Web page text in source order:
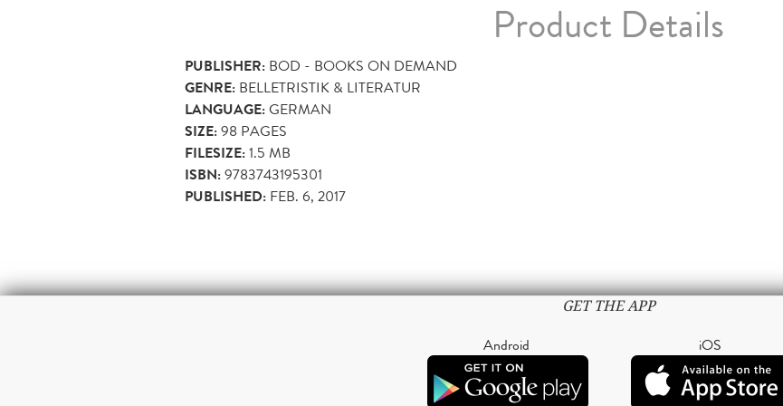
Product Details
PUBLISHER: BOD - BOOKS ON DEMAND
GENRE: BELLETRISTIK & LITERATUR
LANGUAGE:GERMAN
SIZE:98 PAGES
FILESIZE:1.5 MB
ISBN:9783743195301
PUBLISHED: FEB. 6, 2017
GET THE APP
Android iOS